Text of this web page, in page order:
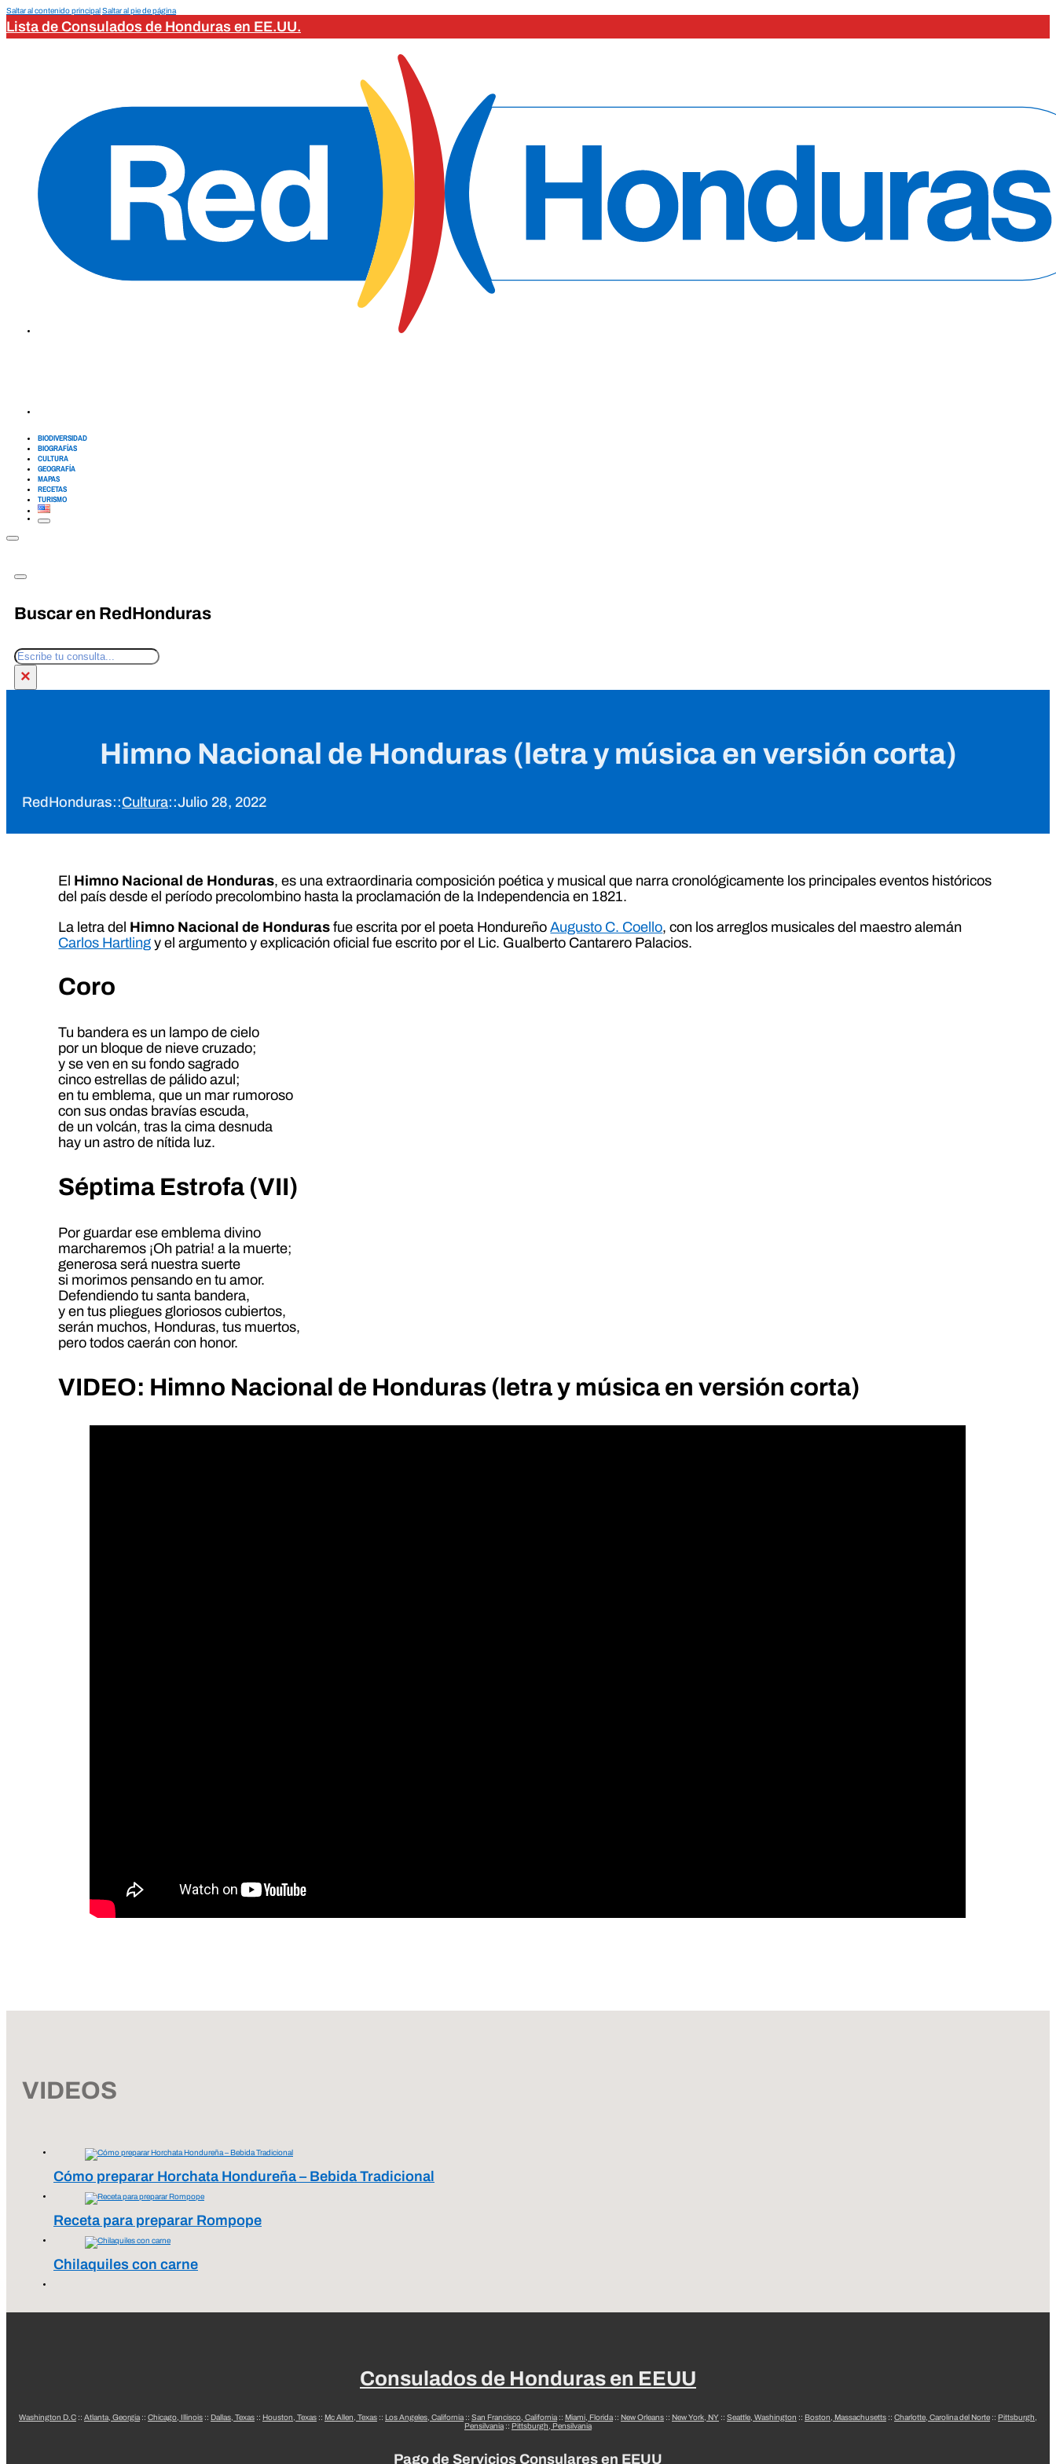
Saltar al contenido principalSaltar al pie de página
Lista de Consulados de Honduras en EE.UU.
BIODIVERSIDAD
BIOGRAFÍAS
CULTURA
GEOGRAFÍA
MAPAS
RECETAS
TURISMO
Buscar en RedHonduras
Buscar
×
Himno Nacional de Honduras (letra y música en versión corta)
RedHonduras::Cultura::Julio 28, 2022
El Himno Nacional de Honduras, es una extraordinaria composición poética y musical que narra cronológicamente los principales eventos históricos
del país desde el período precolombino hasta la proclamación de la Independencia en 1821.
La letra del Himno Nacional de Honduras fue escrita por el poeta HondureñoAugusto C. Coello, con los arreglos musicales del maestro alemán
Carlos Hartling y el argumento y explicación oficial fue escrito por el Lic. Gualberto Cantarero Palacios.
Coro
Tu bandera es un lampo de cielo
por un bloque de nieve cruzado;
y se ven en su fondo sagrado
cinco estrellas de pálido azul;
en tu emblema, que un mar rumoroso
con sus ondas bravías escuda,
de un volcán, tras la cima desnuda
hay un astro de nítida luz.
Séptima Estrofa (VII)
Por guardar ese emblema divino
marcharemos ¡Oh patria! a la muerte;
generosa será nuestra suerte
si morimos pensando en tu amor.
Defendiendo tu santa bandera,
y en tus pliegues gloriosos cubiertos,
serán muchos, Honduras, tus muertos,
pero todos caerán con honor.
VIDEO: Himno Nacional de Honduras (letra y música en versión corta)
VIDEOS
Cómo preparar Horchata Hondureña – Bebida Tradicional
Receta para preparar Rompope
Chilaquiles con carne
Consulados de Honduras en EEUU
Washington D.C :: Atlanta, Georgia:: Chicago, Illinois :: Dallas, Texas :: Houston, Texas :: Mc Allen, Texas :: Los Angeles, California:: San Francisco, California:: Miami, Florida:: New Orleans :: New York, NY :: Seattle, Washington :: Boston, Massachusetts :: Charlotte, Carolina del Norte :: Pittsburgh,
Pensilvania:: Pittsburgh, Pensilvania
Pago de Servicios Consulares en EEUU